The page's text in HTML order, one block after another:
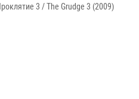
3 / The Grudge 3 (2009)